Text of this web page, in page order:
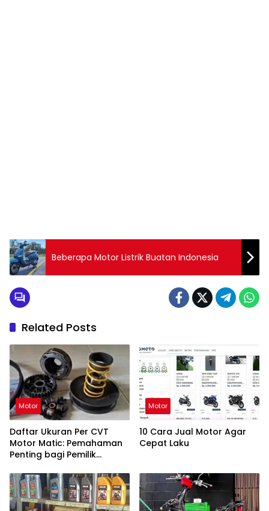
Beberapa Motor Listrik Buatan Indonesia
Related Posts
Motor
Daftar Ukuran Per CVT
Motor Matic: Pemahaman
Penting bagi Pemilik
Motor
10 Cara Jual Motor Agar
Cepat Laku